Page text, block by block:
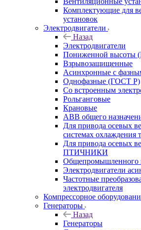
Комплектующие для
установок
Электродвигатели
Назад
Электродвигатели
Пониженной высоты
Взрывозащищенные
Асинхронные с
Однофазные (ГОСТ Р)
Со встроенным
Рольганговые
Крановые
АВВ общего
Для привода осевых
системах охлаждения
Для привода осевых
ПТИЧНИКИ
Общепромышленного
Электродвигатели
Частотные
электродвигателя
Компрессорное
Генераторы
Назад
Генераторы